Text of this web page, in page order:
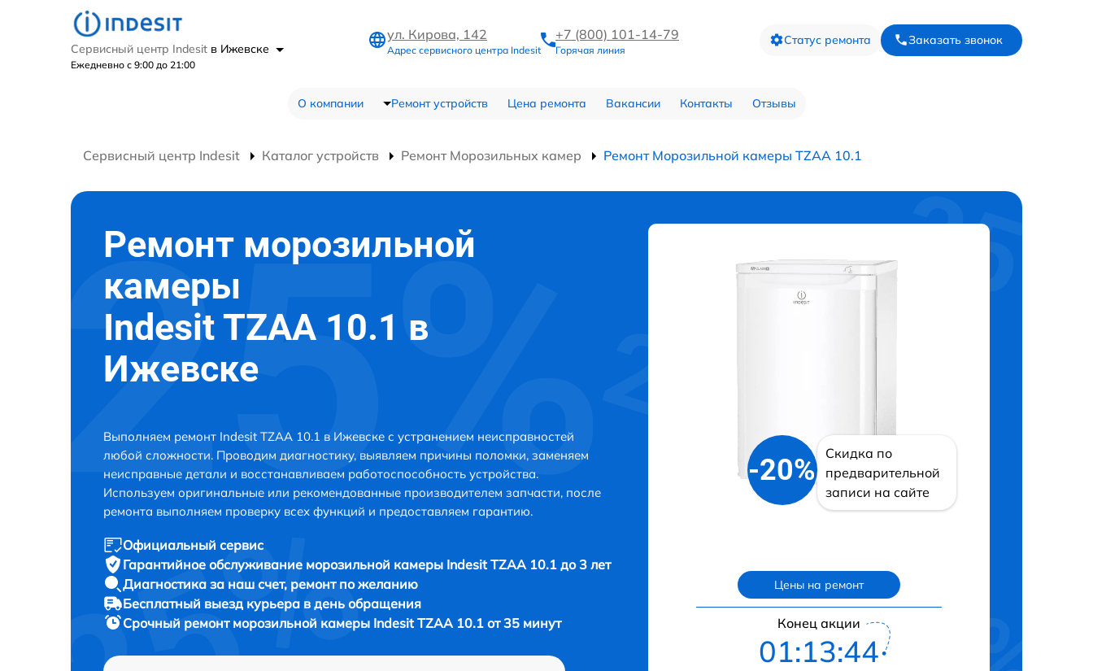
Сервисный центр Indesit в Ижевске
Ежедневно с 9:00 до 21:00
ул. Кирова, 142
Адрес сервисного центра Indesit
+7 (800) 101-14-79
Горячая линия
Статус ремонта Заказать звонок
О компании Ремонт устройств Цена ремонта Вакансии Контакты Отзывы
Сервисный центр Indesit Каталог устройств Ремонт Морозильных камер Ремонт Морозильной камеры TZAA 10.1
Ремонт морозильной
камеры
Indesit TZAA 10.1 в
Ижевске
Выполняем ремонт Indesit TZAA 10.1 в Ижевске с устранением неисправностей
любой сложности. Проводим диагностику, выявляем причины поломки, заменяем
неисправные детали и восстанавливаем работоспособность устройства.
Используем оригинальные или рекомендованные производителем запчасти, после
ремонта выполняем проверку всех функций и предоставляем гарантию.
Официальный сервис
Гарантийное обслуживание морозильной камеры Indesit TZAA 10.1 до 3 лет
Диагностика за наш счет, ремонт по желанию
Бесплатный выезд курьера в день обращения
Срочный ремонт морозильной камеры Indesit TZAA 10.1 от 35 минут
-20%
Скидка по
предварительной
записи на сайте
Цены на ремонт
Конец акции
01:13:43